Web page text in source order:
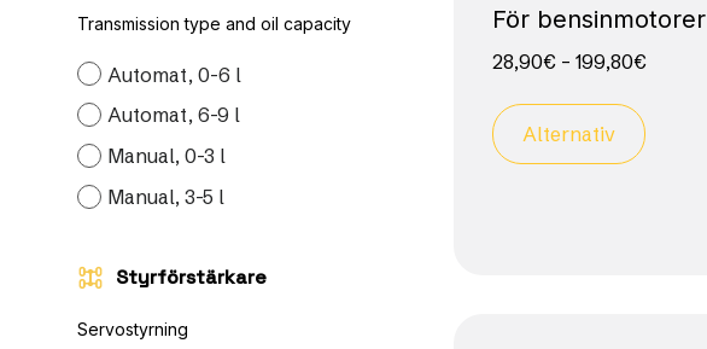
Transmission type and oil capacity
Automat, 0-6 l
Automat, 6-9 l
Manual, 0-3 l
Manual, 3-5 l
Styrförstärkare
Servostyrning
För bensinmotorer
28,90€ – 199,80€
Alternativ